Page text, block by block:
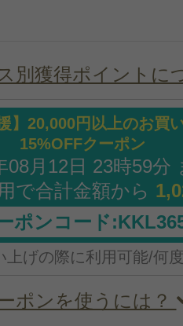
別獲得ポイントに
】20,000円以上のお買
15%OFFクーポン
08月12日 23時59分
で合計金額から
ポンコード
上げの際に利用可能/何
ポンを使うには？